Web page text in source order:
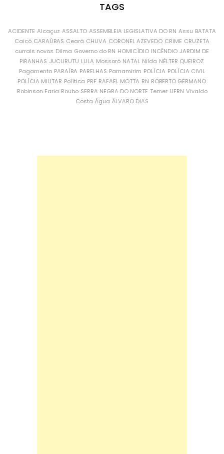
TAGS
ACIDENTE Alcaçuz ASSALTO ASSEMBLEIA LEGISLATIVA DO RN Assu BATATA
Caicó CARAÚBAS Ceará CHUVA CORONEL AZEVEDO CRIME CRUZETA
currais novos Dilma Governo do RN HOMICÍDIO INCÊNDIO JARDIM DE
PIRANHAS JUCURUTU LULA Mossoró NATAL Nilda NÉLTER QUEIROZ
Pagamento PARAÍBA PARELHAS Parnamirim POLÍCIA POLÍCIA CIVIL
POLÍCIA MILITAR Política PRF RAFAEL MOTTA RN ROBERTO GERMANO
Robinson Faria Roubo SERRA NEGRA DO NORTE Temer UFRN Vivaldo
Costa Água ÁLVARO DIAS